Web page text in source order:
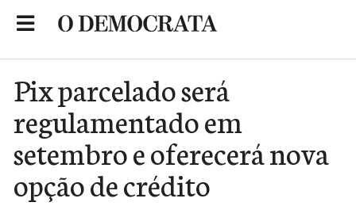
Pix parcelado será
regulamentado em
setembro e oferecerá nova
opção de crédito